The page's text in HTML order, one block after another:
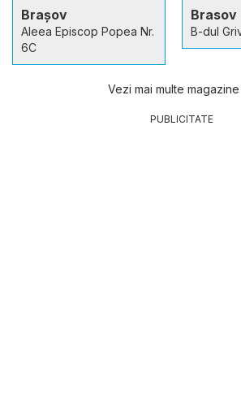
Brașov
Aleea Episcop Popea Nr.
6C
Brasov
B-dul
Vezi mai multe magazine
PUBLICITATE